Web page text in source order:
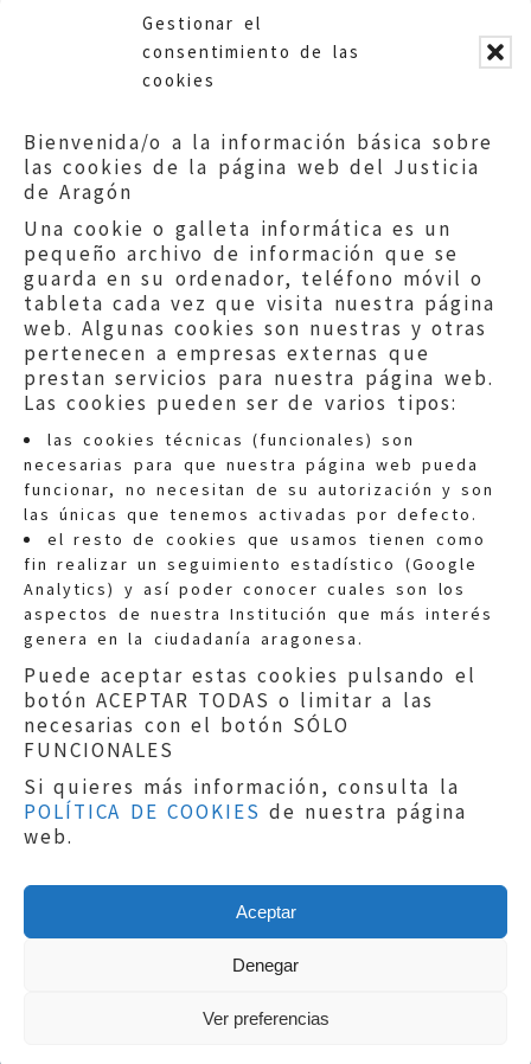
Gestionar el
consentimiento de las
cookies
Bienvenida/o a la información básica sobre
las cookies de la página web del Justicia
de Aragón
Una cookie o galleta informática es un
pequeño archivo de información que se
guarda en su ordenador, teléfono móvil o
tableta cada vez que visita nuestra página
web. Algunas cookies son nuestras y otras
pertenecen a empresas externas que
prestan servicios para nuestra página web.
Las cookies pueden ser de varios tipos:
las cookies técnicas (funcionales) son
necesarias para que nuestra página web pueda
funcionar, no necesitan de su autorización y son
las únicas que tenemos activadas por defecto.
el resto de cookies que usamos tienen como
fin realizar un seguimiento estadístico (Google
Analytics) y así poder conocer cuales son los
aspectos de nuestra Institución que más interés
genera en la ciudadanía aragonesa.
Puede aceptar estas cookies pulsando el
botón ACEPTAR TODAS o limitar a las
necesarias con el botón SÓLO
FUNCIONALES
Si quieres más información, consulta la
POLÍTICA DE COOKIES de nuestra página
web.
Aceptar
Denegar
Ver preferencias
Quejas:quejas@eljusticiadearagon.es
Información general:
informacion@eljusticiadearagon.es
Teléfonos:900 210 210/
Aviso legal|Política de privacidad|
Protección de Datos
Política de cookies
Copyright © 2019El Justicia de Aragón|
Sephor Consulting